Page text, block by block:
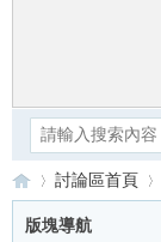
討論區首頁
版塊導航